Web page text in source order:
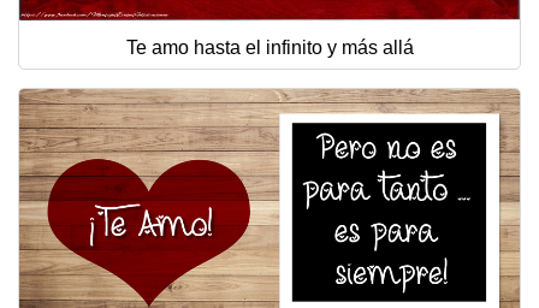
Te amo hasta el infinito y más allá